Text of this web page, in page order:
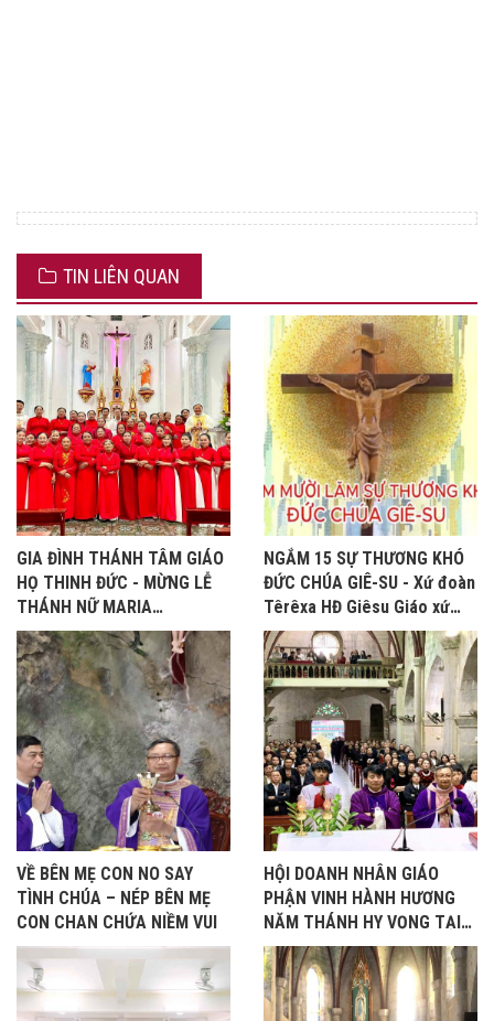
TIN LIÊN QUAN
GIA ĐÌNH THÁNH TÂM GIÁO
HỌ THINH ĐỨC - MỪNG LỄ
THÁNH NỮ MARIA
MAĐALÊNA - BỔN MẠNG
NGẮM 15 SỰ THƯƠNG KHÓ
ĐỨC CHÚA GIÊ-SU - Xứ đoàn
Têrêxa HĐ Giêsu Giáo xứ
Bảo Nham, Tuần Thánh năm
2026
VỀ BÊN MẸ CON NO SAY
TÌNH CHÚA – NÉP BÊN MẸ
CON CHAN CHỨA NIỀM VUI
HỘI DOANH NHÂN GIÁO
PHẬN VINH HÀNH HƯƠNG
NĂM THÁNH HY VỌNG TẠI
BẢO NHAM